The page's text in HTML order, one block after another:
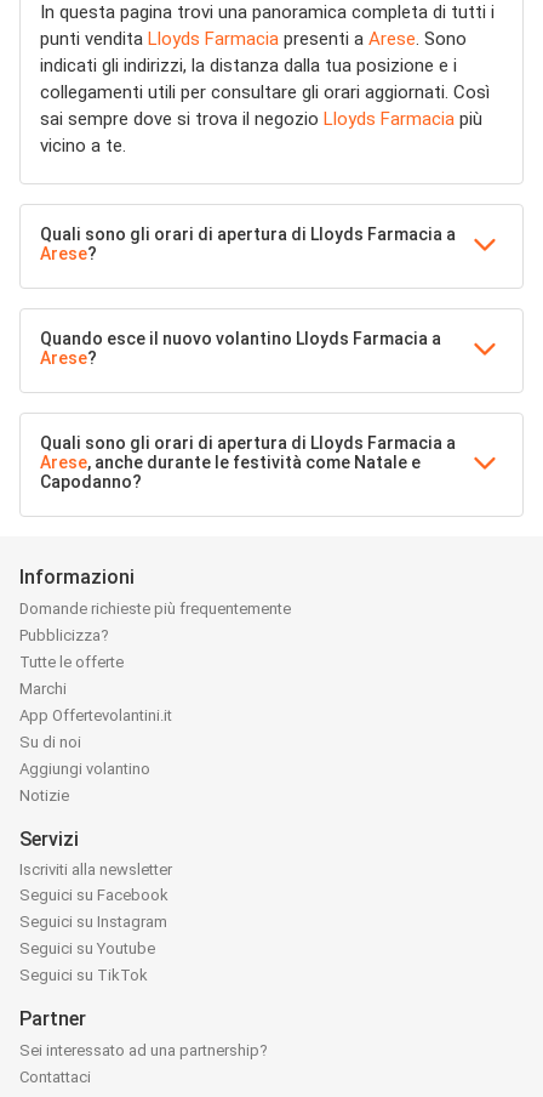
In questa pagina trovi una panoramica completa di tutti i
punti vendita Lloyds Farmacia presenti a Arese. Sono
indicati gli indirizzi, la distanza dalla tua posizione e i
collegamenti utili per consultare gli orari aggiornati. Così
sai sempre dove si trova il negozio Lloyds Farmacia più
vicino a te.
Quali sono gli orari di apertura di Lloyds Farmacia a
Arese?
Quando esce il nuovo volantino Lloyds Farmacia a
Arese?
Quali sono gli orari di apertura di Lloyds Farmacia a
Arese, anche durante le festività come Natale e
Capodanno?
Informazioni
Domande richieste più frequentemente
Pubblicizza?
Tutte le offerte
Marchi
App Offertevolantini.it
Su di noi
Aggiungi volantino
Notizie
Servizi
Iscriviti alla newsletter
Seguici su Facebook
Seguici su Instagram
Seguici su Youtube
Seguici su TikTok
Partner
Sei interessato ad una partnership?
Contattaci